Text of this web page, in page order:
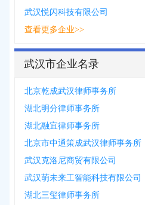
武汉悦闪科技有限公司
查看更多企业>>
武汉市企业名录
北京乾成武汉律师事务所
湖北明分律师事务所
湖北融宜律师事务所
北京市中通策成武汉律师事务所
武汉克洛尼商贸有限公司
武汉萌未来工智能科技有限公司
湖北三玺律师事务所